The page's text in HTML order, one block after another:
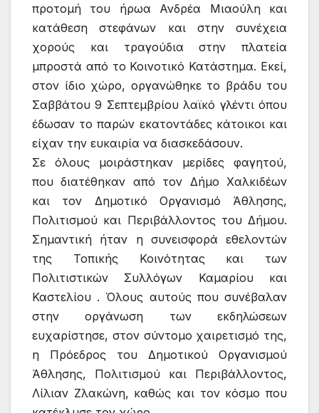
προτομή του ήρωα Ανδρέα Μιαούλη και
κατάθεση στεφάνων και στην συνέχεια
χορούς και τραγούδια στην πλατεία
μπροστά από το Κοινοτικό Κατάστημα. Εκεί,
στον ίδιο χώρο, οργανώθηκε το βράδυ του
Σαββάτου 9 Σεπτεμβρίου λαϊκό γλέντι όπου
έδωσαν το παρών εκατοντάδες κάτοικοι και
είχαν την ευκαιρία να διασκεδάσουν.
Σε όλους μοιράστηκαν μερίδες φαγητού,
που διατέθηκαν από τον Δήμο Χαλκιδέων
και τον Δημοτικό Οργανισμό Άθλησης,
Πολιτισμού και Περιβάλλοντος του Δήμου.
Σημαντική ήταν η συνεισφορά εθελοντών
της Τοπικής Κοινότητας και των
Πολιτιστικών Συλλόγων Καμαρίου και
Καστελίου . Όλους αυτούς που συνέβαλαν
στην οργάνωση των εκδηλώσεων
ευχαρίστησε, στον σύντομο χαιρετισμό της,
η Πρόεδρος του Δημοτικoύ Οργανισμού
Άθλησης, Πολιτισμού και Περιβάλλοντος,
Λίλιαν Ζλακώνη, καθώς και τον κόσμο που